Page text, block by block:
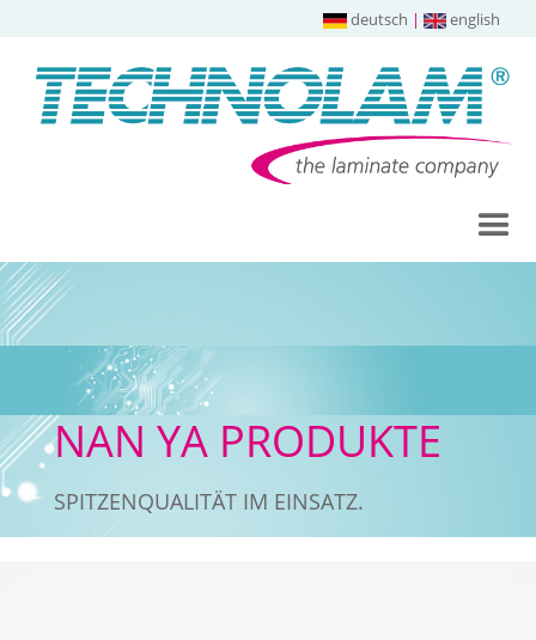
deutsch | english
NAN YA PRODUKTE
SPITZENQUALITÄT IM EINSATZ.